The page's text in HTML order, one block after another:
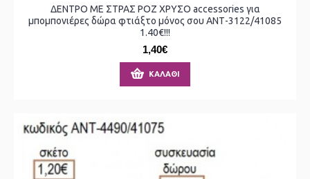
ΔΕΝΤΡΟ ΜΕ ΣΤΡΑΣ ΡΟΖ ΧΡΥΣΟ accessories για
μπομπονιέρες δώρα φτιάξτο μόνος σου ΑΝΤ-3122/41085
1.40€!!!
1,40€
ΚΑΛΆΘΙ